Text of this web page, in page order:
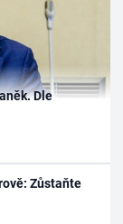
Dle
Zůstaňte